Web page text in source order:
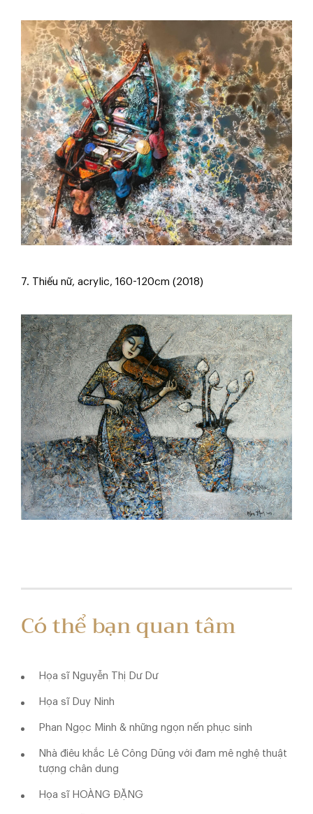
7. Thiếu nữ, acrylic, 160-120cm (2018)
Có thể bạn quan tâm
Họa sĩ Nguyễn Thị Dư Dư
Họa sĩ Duy Ninh
Phan Ngọc Minh & những ngọn nến phục sinh
Nhà điêu khắc Lê Công Dũng với đam mê nghệ thuật
tượng chân dung
Họa sĩ HOÀNG ĐẶNG